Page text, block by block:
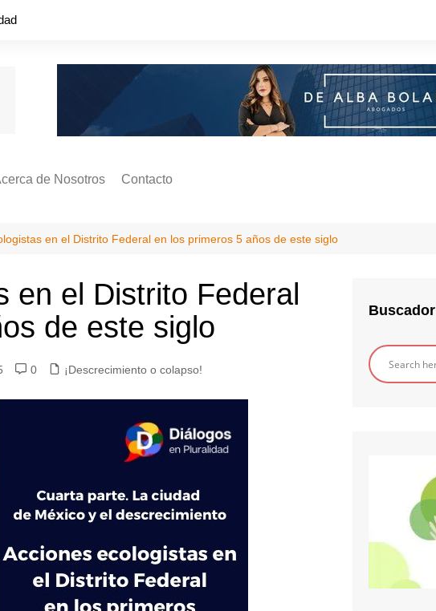
de Nosotros Contacto
en el Distrito Federal en los primeros 5 años de este siglo
en el Distrito Federal
de este siglo
0 ¡Descrecimiento o colapso!
Buscador